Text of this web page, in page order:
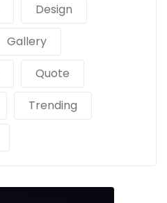
Design
Gallery
Quote
Trending